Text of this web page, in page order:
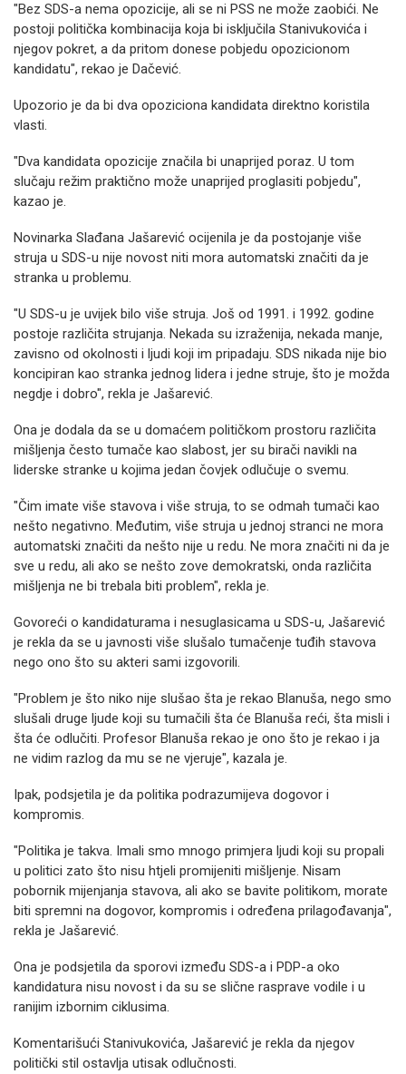
"Bez SDS-a nema opozicije, ali se ni PSS ne može zaobići. Ne
postoji politička kombinacija koja bi isključila Stanivukovića i
njegov pokret, a da pritom donese pobjedu opozicionom
kandidatu", rekao je Dačević.
Upozorio je da bi dva opoziciona kandidata direktno koristila
vlasti.
"Dva kandidata opozicije značila bi unaprijed poraz. U tom
slučaju režim praktično može unaprijed proglasiti pobjedu",
kazao je.
Novinarka Slađana Jašarević ocijenila je da postojanje više
struja u SDS-u nije novost niti mora automatski značiti da je
stranka u problemu.
"U SDS-u je uvijek bilo više struja. Još od 1991. i 1992. godine
postoje različita strujanja. Nekada su izraženija, nekada manje,
zavisno od okolnosti i ljudi koji im pripadaju. SDS nikada nije bio
koncipiran kao stranka jednog lidera i jedne struje, što je možda
negdje i dobro", rekla je Jašarević.
Ona je dodala da se u domaćem političkom prostoru različita
mišljenja često tumače kao slabost, jer su birači navikli na
liderske stranke u kojima jedan čovjek odlučuje o svemu.
"Čim imate više stavova i više struja, to se odmah tumači kao
nešto negativno. Međutim, više struja u jednoj stranci ne mora
automatski značiti da nešto nije u redu. Ne mora značiti ni da je
sve u redu, ali ako se nešto zove demokratski, onda različita
mišljenja ne bi trebala biti problem", rekla je.
Govoreći o kandidaturama i nesuglasicama u SDS-u, Jašarević
je rekla da se u javnosti više slušalo tumačenje tuđih stavova
nego ono što su akteri sami izgovorili.
"Problem je što niko nije slušao šta je rekao Blanuša, nego smo
slušali druge ljude koji su tumačili šta će Blanuša reći, šta misli i
šta će odlučiti. Profesor Blanuša rekao je ono što je rekao i ja
ne vidim razlog da mu se ne vjeruje", kazala je.
Ipak, podsjetila je da politika podrazumijeva dogovor i
kompromis.
"Politika je takva. Imali smo mnogo primjera ljudi koji su propali
u politici zato što nisu htjeli promijeniti mišljenje. Nisam
pobornik mijenjanja stavova, ali ako se bavite politikom, morate
biti spremni na dogovor, kompromis i određena prilagođavanja",
rekla je Jašarević.
Ona je podsjetila da sporovi između SDS-a i PDP-a oko
kandidatura nisu novost i da su se slične rasprave vodile i u
ranijim izbornim ciklusima.
Komentarišući Stanivukovića, Jašarević je rekla da njegov
politički stil ostavlja utisak odlučnosti.